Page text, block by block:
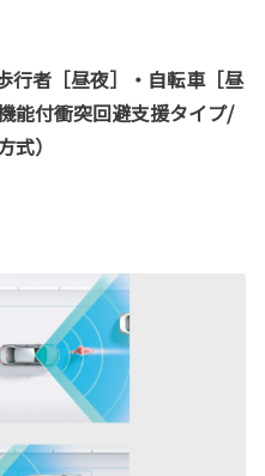
行者［昼夜］・自転車［昼
能付衝突回避支援タイプ/
）